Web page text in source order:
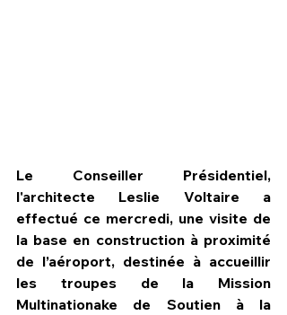
HPN Live
Le Conseiller Présidentiel,
l'architecte Leslie Voltaire a
effectué ce mercredi, une visite de
la base en construction à proximité
de l’aéroport, destinée à accueillir
les troupes de la Mission
Multinationake de Soutien à la